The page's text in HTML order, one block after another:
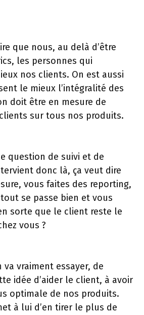
que nous, au delà d’être
les personnes qui
nos clients. On est aussi
le mieux l’intégralité des
doit être en mesure de
sur tous nos produits.
question de suivi et de
donc là, ça veut dire
vous faites des reporting,
se passe bien et vous
sorte que le client reste le
vous ?
va vraiment essayer, de
idée d’aider le client, à avoir
optimale de nos produits.
à lui d’en tirer le plus de